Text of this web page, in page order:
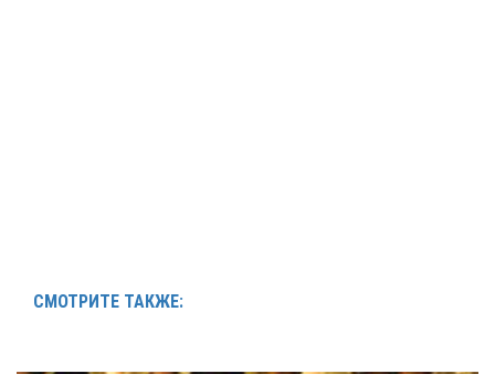
СМОТРИТЕ ТАКЖЕ: